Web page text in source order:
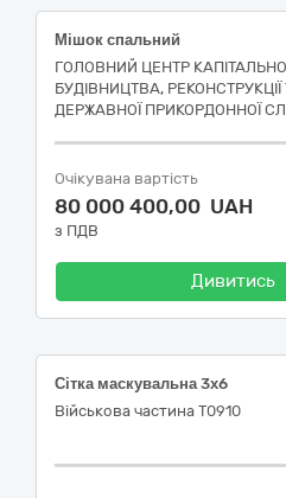
Мішок спальний
ГОЛОВНИЙ ЦЕНТР
БУДІВНИЦТВА,
ДЕРЖАВНОЇ ПРИКОРДОННОЇ
Очікувана вартість
80 000 400,00 UAH
з ПДВ
Дивитись
Сітка маскувальна 3х6
Військова частина Т0910